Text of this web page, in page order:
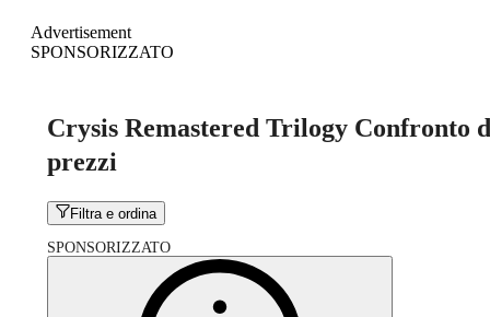
Advertisement
SPONSORIZZATO
Crysis Remastered Trilogy Confronto
prezzi
Filtra e ordina
SPONSORIZZATO